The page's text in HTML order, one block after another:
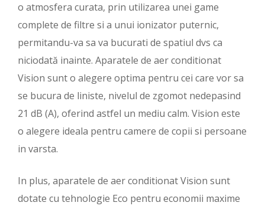
o atmosfera curata, prin utilizarea unei game
complete de filtre si a unui ionizator puternic,
permitandu-va sa va bucurati de spatiul dvs ca
niciodată inainte. Aparatele de aer conditionat
Vision sunt o alegere optima pentru cei care vor sa
se bucura de liniste, nivelul de zgomot nedepasind
21 dB (A), oferind astfel un mediu calm. Vision este
o alegere ideala pentru camere de copii si persoane
in varsta.
In plus, aparatele de aer conditionat Vision sunt
dotate cu tehnologie Eco pentru economii maxime